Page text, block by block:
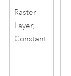
Raster
Layer;
Constant